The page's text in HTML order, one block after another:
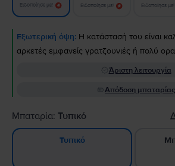
Ειδοποίησε με! Ειδοποίησε με! Ειδοποίησε με!
Εξωτερική όψη: Η κατάστασή του είναι
αρκετές εμφανείς γρατζουνιές ή πολύ
Άριστη λειτουργία
Απόδοση μπαταρίας
Μπαταρία: Τυπικό
Τυπικό